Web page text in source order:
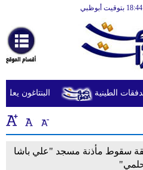
أخبارعاجلة
رياضة
ثقافة
إقتصاد
فن
البنتاغون
سقوط مأذنة مسجد "علي باشا